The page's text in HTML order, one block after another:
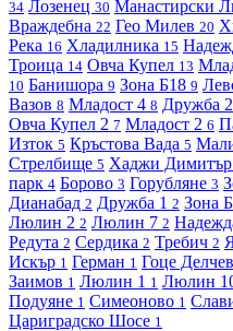
34 Лозенец 30 Манастирски
Враждебна 22 Гео Милев 20
Река 16 Хладилника 15
Троица 14 Овча Купел 13
10 Банишора 9 Зона Б18 9
Вазов 8 Младост 4 8 Дружба 2
Овча Купел 2 7 Младост 2 6
Изток 5 Кръстова Вада 5
Стрелбище 5 Хаджи Димитър
парк 4 Борово 3 Горубляне 3
Дианабад 2 Дружба 1 2 Зона
Люлин 2 2 Люлин 7 2
Редута 2 Сердика 2 Требич 2
Искър 1 Герман 1 Гоце Делчев
Заимов 1 Люлин 1 1 Люлин
Подуяне 1 Симеоново 1
Цариградско Шосе 1